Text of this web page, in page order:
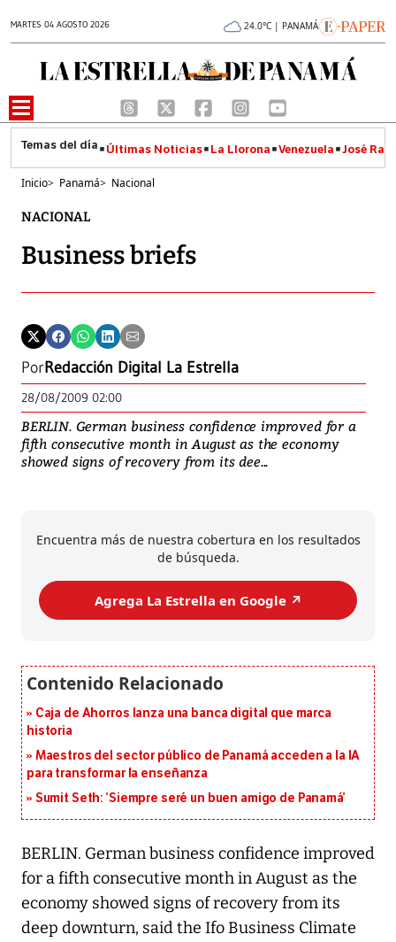
MARTES 04 AGOSTO 2026 24.0°C | PANAMÁ
Últimas Noticias La Llorona Venezuela José
Inicio> Panamá> Nacional
NACIONAL
Business briefs
PorRedacción Digital La Estrella
28/08/2009 02:00
BERLIN. German business confidence improved for a
fifth consecutive month in August as the economy
showed signs of recovery from its dee...
Encuentra más de nuestra cobertura en los resultados
de búsqueda.
Agrega La Estrella en Google ↗️
Caja de Ahorros lanza una banca digital que marca
historia
Maestros del sector público de Panamá acceden a la IA
para transformar la enseñanza
Sumit Seth: ‘Siempre seré un buen amigo de Panamá’
BERLIN. German business confidence improved
for a fifth consecutive month in August as the
economy showed signs of recovery from its
deep downturn, said the Ifo Business Climate